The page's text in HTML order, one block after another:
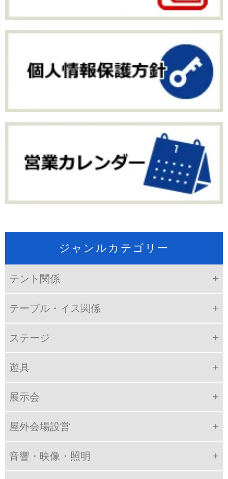
ジャンルカテゴリー
テント関係
テーブル・イス関係
ステージ
遊具
展示会
屋外会場設営
音響・映像・照明